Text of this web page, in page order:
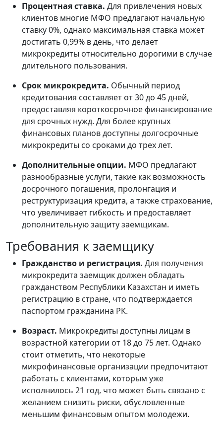
Процентная ставка. Для привлечения новых
клиентов многие МФО предлагают начальную
ставку 0%, однако максимальная ставка может
достигать 0,99% в день, что делает
микрокредиты относительно дорогими в случае
длительного пользования.
Срок микрокредита. Обычный период
кредитования составляет от 30 до 45 дней,
предоставляя короткосрочное финансирование
для срочных нужд. Для более крупных
финансовых планов доступны долгосрочные
микрокредиты со сроками до трех лет.
Дополнительные опции. МФО предлагают
разнообразные услуги, такие как возможность
досрочного погашения, пролонгация и
реструктуризация кредита, а также страхование,
что увеличивает гибкость и предоставляет
дополнительную защиту заемщикам.
Требования к заемщику
Гражданство и регистрация. Для получения
микрокредита заемщик должен обладать
гражданством Республики Казахстан и иметь
регистрацию в стране, что подтверждается
паспортом гражданина РК.
Возраст. Микрокредиты доступны лицам в
возрастной категории от 18 до 75 лет. Однако
стоит отметить, что некоторые
микрофинансовые организации предпочитают
работать с клиентами, которым уже
исполнилось 21 год, что может быть связано с
желанием снизить риски, обусловленные
меньшим финансовым опытом молодежи.